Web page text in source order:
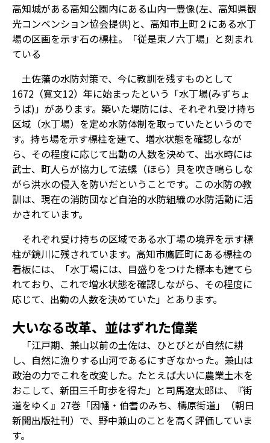
高知城がある高知公園内にある山内一豊像(左、高知県観
光コンベンション協会提供)と、高知市上町２にある水丁
場の区画を示す石の標柱。「従是東ノ六丁場」と刻まれ
ている
土佐藩の水防対策で、今に教訓を残すものとして
1672（寛文12）年に始まったという「水丁場(みずちょ
うば)」があります。築いた堤防には、それぞれ受け持ち
区域（水丁場）を定め水防体制を取っていたというので
す。持ち場を示す標柱を建て、増水状態を確認しなが
ら、その程度に応じて出動の人数を決めて、出水時には
武士、町人らが協力して法螺（ほら）貝を吹き鳴らしな
がら洪水の侵入を防いだということです。この水防の教
訓は、現在の消防団など自治的水防組織の水防活動に活
かされています。
それぞれ受け持ちの区域である水丁場の境界を示す標
柱が鏡川に残されています。高知市鷹匠町にある標柱の
看板には、「水丁場には、目盛りをつけた標本も建てら
れており、これで増水状態を確認しながら、その程度に
応じて、出勤の人数を決めていた」とあります。
大いなる改革、並はずれた偉業
「江戸期、兼山以前の土佐は、ひとびとが自然に耕
し、自然に漁りする山河であるにすぎなかった。兼山は
政治の力でこれを改変した。たとえば大いに農業土木を
おこして、新田三千町歩を得た」と司馬遼太郎は、『街
道をゆく』27巻「因幡・伯耆のみち、檮原街道」（朝日
新聞出版社刊）で、野中兼山のことを高く評価していま
す。